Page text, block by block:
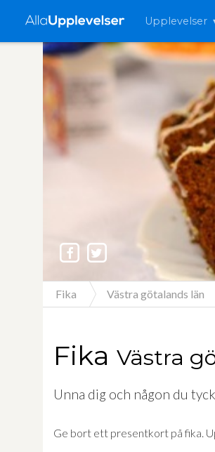
Upplevelser
Fika Västra götalands län
Fika Västra
Unna dig och någon du
Ge bort ett presentkort på fika.